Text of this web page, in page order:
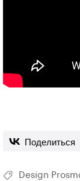
Поделиться
Design